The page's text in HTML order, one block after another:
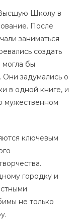
Высшую Школу в
После
заниматься
создать
могла бы
Они задумались о
в одной книге, и
мужественном
ключевым
городку и
не только